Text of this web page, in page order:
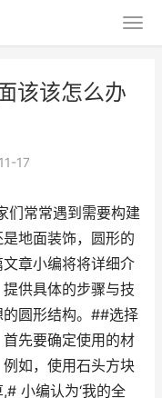
该该怎么办
17
们常常遇到需要构建
地面装饰，圆形的
章小编将将详细介
供具体的步骤与技
圆形结构。##选择
先要确定使用的材
如，使用石头方块
小编认为‘我的全